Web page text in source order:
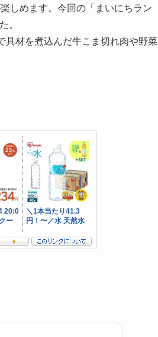
しめます。今回の「まいにちラン
。
具材を煮込んだ牛こま切れ肉や野菜